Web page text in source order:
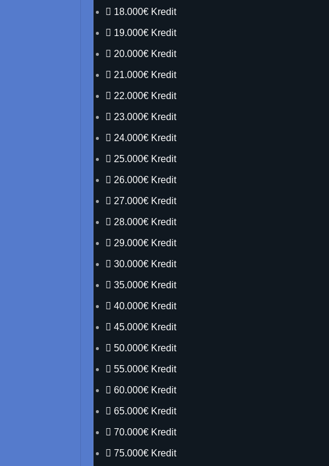
18.000€ Kredit
19.000€ Kredit
20.000€ Kredit
21.000€ Kredit
22.000€ Kredit
23.000€ Kredit
24.000€ Kredit
25.000€ Kredit
26.000€ Kredit
27.000€ Kredit
28.000€ Kredit
29.000€ Kredit
30.000€ Kredit
35.000€ Kredit
40.000€ Kredit
45.000€ Kredit
50.000€ Kredit
55.000€ Kredit
60.000€ Kredit
65.000€ Kredit
70.000€ Kredit
75.000€ Kredit